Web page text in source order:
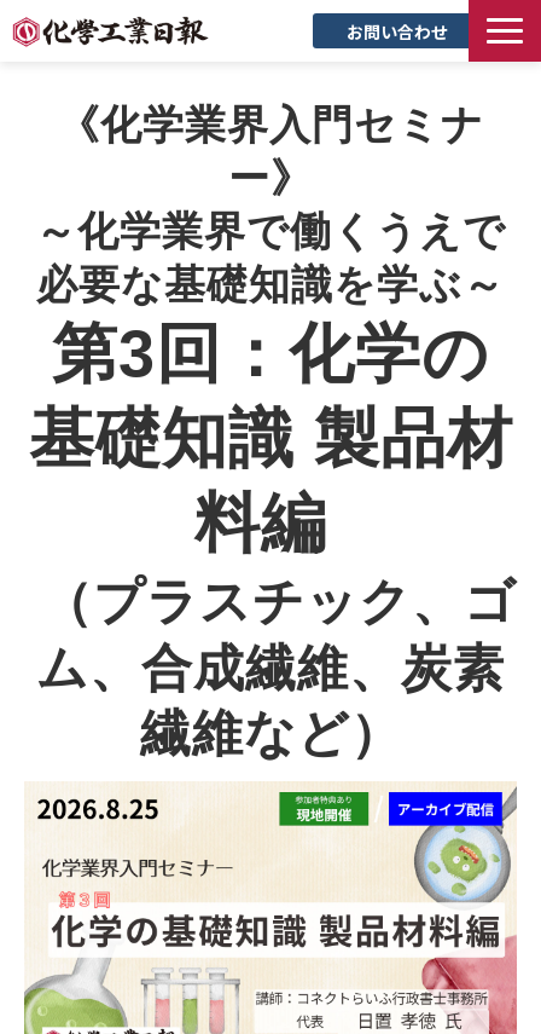
お問い合わせ
新聞について
サービス
トピックス
セミナー
創立90周年記念サイト
企業情報
採用情報
《化学業界入門セミナ
ー》
～化学業界で働くうえで
必要な基礎知識を学ぶ～
第3回：化学の
基礎知識 製品材
料編
（プラスチック、ゴ
ム、合成繊維、炭素
繊維など）